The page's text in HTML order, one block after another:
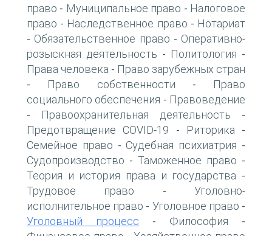
право - Муниципальное право - Налоговое
право - Наследственное право - Нотариат
- Обязательственное право - Оперативно-
розыскная деятельность - Политология -
Права человека - Право зарубежных стран
- Право собственности -
Право
социального обеспечения - Правоведение
- Правоохранительная деятельность -
Предотвращение COVID-19 - Риторика -
Семейное право - Судебная психиатрия -
Судопроизводство - Таможенное право -
Теория и история права и государства -
Трудовое право -Уголовно-
исполнительное право - Уголовное право -
Уголовный процесс - Философия -